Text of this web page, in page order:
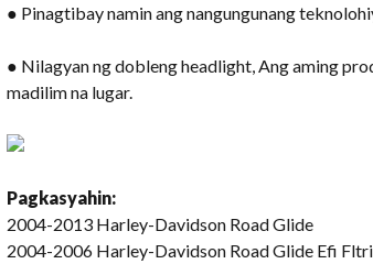
● Pinagtibay namin ang nangungunang
● Nilagyan ng dobleng headlight, Ang aming
madilim na lugar.
Pagkasyahin:
2004-2013 Harley-Davidson Road Glide
2004-2006 Harley-Davidson Road Glide Efi Fltri